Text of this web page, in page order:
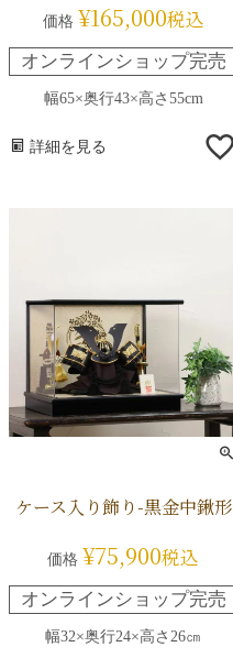
価格 ¥165,000税込
オンラインショップ完売
幅65×奥行43×高さ55cm
詳細を見る
ケース入り飾り-黒金中鍬形
価格 ¥75,900税込
オンラインショップ完売
幅32×奥行24×高さ26㎝